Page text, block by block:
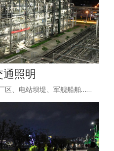
照明
区、电站坝堤、军舰船舶……